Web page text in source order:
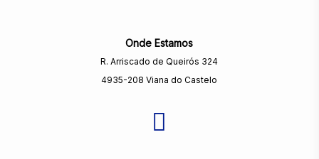
Onde Estamos
R. Arriscado de Queirós 324
4935-208 Viana do Castelo